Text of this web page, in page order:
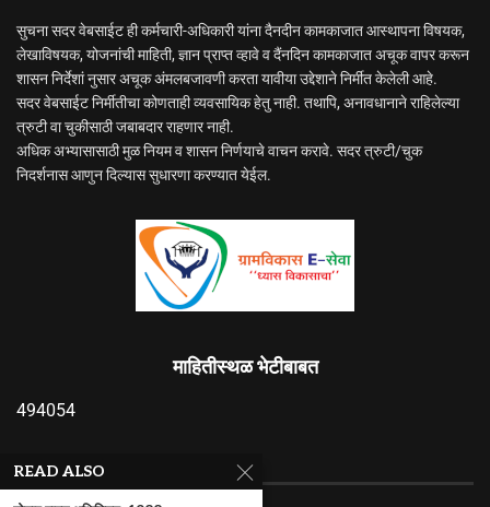
सुचना सदर वेबसाईट ही कर्मचारी-अधिकारी यांना दैनदीन कामकाजात आस्थापना विषयक,
लेखाविषयक, योजनांची माहिती, ज्ञान प्राप्त व्हावे व दैंनदिन कामकाजात अचूक वापर करून
शासन निर्देशां नुसार अचूक अंमलबजावणी करता यावीया उद्देशाने निर्मीत केलेली आहे.
सदर वेबसाईट निर्मीतीचा कोणताही व्यवसायिक हेतु नाही. तथापि, अनावधानाने राहिलेल्या
त्रुटी वा चुकीसाठी जबाबदार राहणार नाही.
अधिक अभ्यासासाठी मुळ नियम व शासन निर्णयाचे वाचन करावे. सदर त्रुटी/चुक
निदर्शनास आणुन दिल्यास सुधारणा करण्यात येईल.
माहितीस्थळ भेटीबाबत
494054
RECENT ARTICLES
READ ALSO